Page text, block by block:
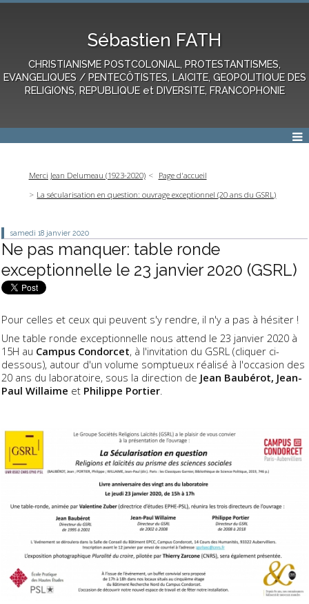
Sébastien FATH
CHRISTIANISME POSTCOLONIAL, PROTESTANTISMES,
EVANGELIQUES / PENTECÔTISTES, LAICITE, GEOPOLITIQUE DES
RELIGIONS, REPUBLIQUE et DIVERSITE, FRANCOPHONIE
Merci Jean Delumeau (1923-2020)
Page d'accueil
La sécularisation en question: ouvrage exceptionnel (20 ans du GSRL)
samedi 18 janvier 2020
Ne pas manquer: table ronde
exceptionnelle le 23 janvier 2020 (GSRL)
Pour celles et ceux qui peuvent s'y rendre, il n'y a pas à hésiter !
Une table ronde exceptionnelle nous attend le 23 janvier 2020 à
15H au Campus Condorcet, à l'invitation du GSRL (cliquer ci-
dessous), autour d'un volume somptueux réalisé à l'occasion des
20 ans du laboratoire, sous la direction de Jean Baubérot, Jean-
Paul Willaime et Philippe Portier